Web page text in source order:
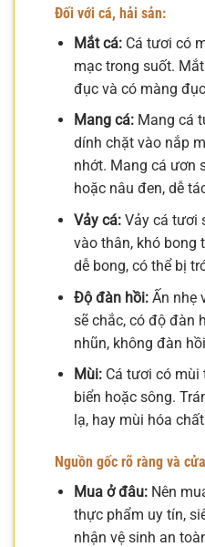
Đối với cá, hải sản:
Mắt cá:Cá tươi có
mạc trong suốt.
đục và có màng
Mang cá:Mang cá
dính chặt vào nắp
nhớt. Mang cá ươn
hoặc nâu đen, dễ
Vảy cá:Vảy cá tươi
vào thân, khó bong
dễ bong, có thể bị
Độ đàn hồi:Ấn nhẹ
sẽ chắc, có độ đàn
nhũn, không đàn
Mùi:Cá tươi có mùi
biển hoặc sông.
lạ, hay mùi hóa
Nguồn gốc rõ ràng và
Mua ở đâu:Nên
thực phẩm uy tín,
nhận vệ sinh an